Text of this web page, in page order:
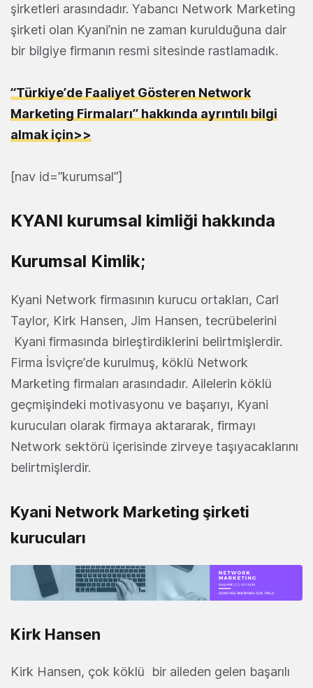
şirketleri arasındadır. Yabancı Network Marketing
şirketi olan Kyani’nin ne zaman kurulduğuna dair
bir bilgiye firmanın resmi sitesinde rastlamadık.
“Türkiye’de Faaliyet Gösteren Network
Marketing Firmaları” hakkında ayrıntılı bilgi
almak için>>
[nav id=”kurumsal”]
KYANI kurumsal kimliği hakkında
Kurumsal Kimlik;
Kyani Network firmasının kurucu ortakları, Carl
Taylor, Kirk Hansen, Jim Hansen, tecrübelerini
Kyani firmasında birleştirdiklerini belirtmişlerdir.
Firma İsviçre’de kurulmuş, köklü Network
Marketing firmaları arasındadır. Ailelerin köklü
geçmişindeki motivasyonu ve başarıyı, Kyani
kurucuları olarak firmaya aktararak, firmayı
Network sektörü içerisinde zirveye taşıyacaklarını
belirtmişlerdir.
Kyani Network Marketing şirketi
kurucuları
Kirk Hansen
Kirk Hansen, çok köklü bir aileden gelen başarılı